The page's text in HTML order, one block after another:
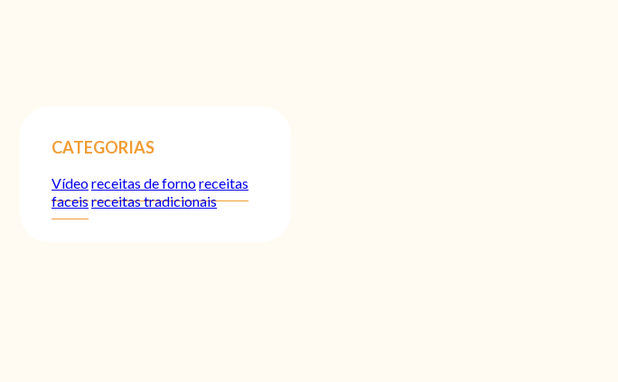
CATEGORIAS
Vídeoreceitas de fornoreceitas
faceisreceitas tradicionais